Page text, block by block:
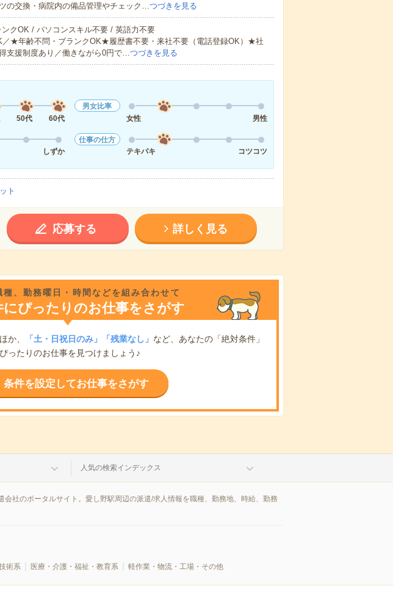
の交換・病院内の備品管理やチェック…つづきを見る
クOK / パソコンスキル不要 / 英語力不要
／★年齢不問・ブランクOK★履歴書不要・来社不要（電話登録OK）★社
支援制度あり／働きながら0円で…つづきを見る
50代 60代
男女比率
女性
男性
しずか
仕事の仕方
テキパキ
コツコツ
ト
応募する 詳しく見る
種、勤務曜日・時間などを組み合わせて
にぴったりのお仕事をさがす
か、 「土・日祝日のみ」「残業なし」 など、あなたの「絶対条件」
ったりのお仕事を見つけましょう♪
条件を設定してお仕事をさがす
人気の検索インデックス
社のポータルサイト。愛し野駅周辺の派遣/求人情報を職種、勤務地、時給、勤務
術系 医療・介護・福祉・教育系 軽作業・物流・工場・その他